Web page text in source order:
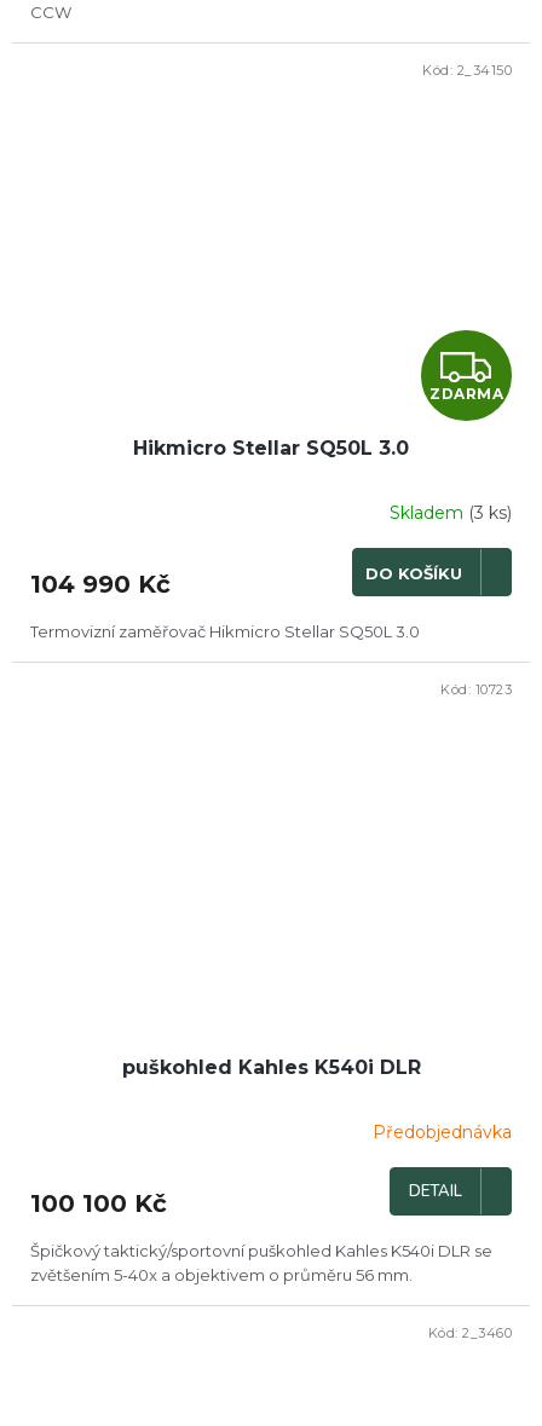
CCW
Z
D
R
M
ZDARMA
Hikmicro Stellar SQ50L 3.0
Skladem (3 ks)
104 990 Kč DO KOŠÍKU
Termovizní zaměřovač Hikmicro Stellar SQ50L 3.0
Kód: 2_34150
puškohled Kahles K540i DLR
Předobjednávka
100 100 Kč DETAIL
Špičkový taktický/sportovní puškohled Kahles K540i DLR se
zvětšením 5-40x a objektivem o průměru 56 mm.
Kód: 10723
Kód: 2_3460